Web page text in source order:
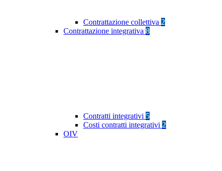
Contrattazione collettiva 2
Contrattazione integrativa 8
Contratti integrativi 5
Costi contratti integrativi 2
OIV